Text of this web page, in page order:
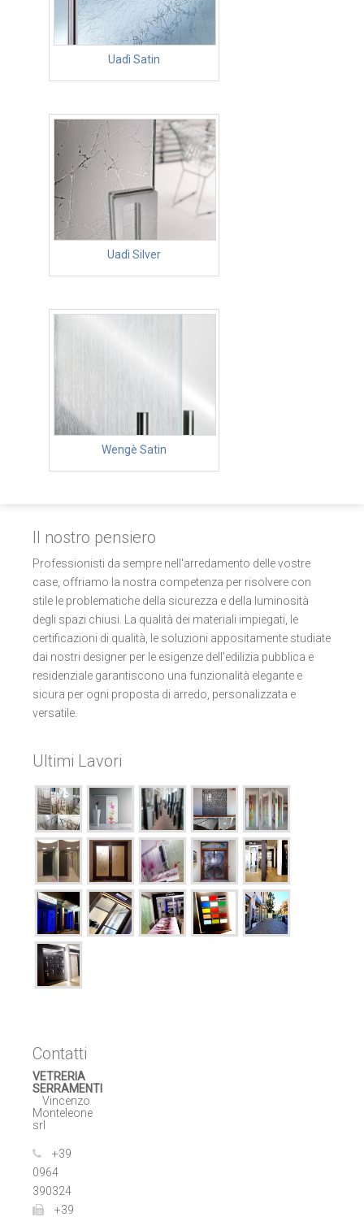
Uadì Satin
Uadì Silver
Wengè Satin
Il nostro pensiero
Professionisti da sempre nell'arredamento delle vostre
case, offriamo la nostra competenza per risolvere con
stile le problematiche della sicurezza e della luminosità
degli spazi chiusi. La qualità dei materiali impiegati, le
certificazioni di qualità, le soluzioni appositamente studiate
dai nostri designer per le esigenze dell'edilizia pubblica e
residenziale garantiscono una funzionalità elegante e
sicura per ogni proposta di arredo, personalizzata e
versatile.
Ultimi Lavori
Contatti
VETRERIA
SERRAMENTI
Vincenzo
Monteleone
srl
+39
0964
390324
+39